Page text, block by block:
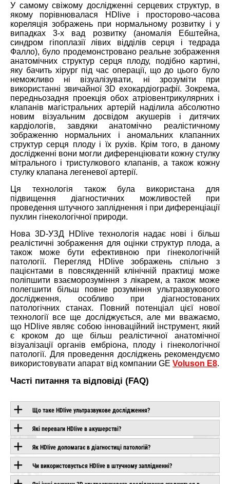
У самому свіжому дослідженні серцевих структур, в
якому порівнювалася HDlive і просторово-часова
кореляція зображень при нормальному розвитку і у
випадках 3-х вад розвитку (аномалія Ебштейна,
синдром гіпоплазії лівих відділів серця і тедрада
Фалло), було продемонстровано реальне зображення
анатомічних структур серця плоду, подібно картині,
яку бачить хірург під час операції, що до цього було
неможливо ні візуалізувати, ні зрозуміти при
використанні звичайної 3D ехокардіографії. Зокрема,
передньозадня проекція обох атріовентрикулярних і
клапанів магістральних артерій наділила абсолютно
новим візуальним досвідом акушерів і дитячих
кардіологів, завдяки анатомічно реалістичному
зображенню нормальних і аномальних клапанних
структур серця плоду і їх рухів. Крім того, в даному
дослідженні вони могли диференціювати кожну стулку
мітрального і тристулкового клапанів, а також кожну
стулку клапана легеневої артерії.
Ця технологія також була використана для
підвищення діагностичних можливостей при
проведення штучного запліднення і при диференціації
пухлин гінекологічної природи.
Нова 3D-УЗД HDlive технологія надає нові і більш
реалістичні зображення для оцінки структур плода, а
також може бути ефективною при гінекологічній
патології. Перегляд HDlive зображень спільно з
пацієнтами в повсякденній клінічній практиці може
поліпшити взаєморозуміння з лікарем, а також може
полегшити більш повне розуміння ультразвукового
дослідження, особливо при діагностованих
патологічних станах. Повний потенціал цієї нової
технології все ще досліджується, але ми вважаємо,
що HDlive являє собою інноваційний інструмент, який
є кроком до ще більш реалістичної анатомічної
візуалізації органів ембріона, плоду і гінекологічної
патології. Для проведення досліджень рекомендуємо
використовувати апарат від компании GE Voluson E8.
Часті питання та відповіді (FAQ)
Що таке HDlive ультразвукове дослідження?
Які переваги HDlive в акушерстві?
Як HDlive допомагає в діагностиці патологій?
Чи використовується HDlive в штучному заплідненні?
ОБЛАДНАННЯ З
ЦІЄЮ ТЕХНОЛОГІЄЮ